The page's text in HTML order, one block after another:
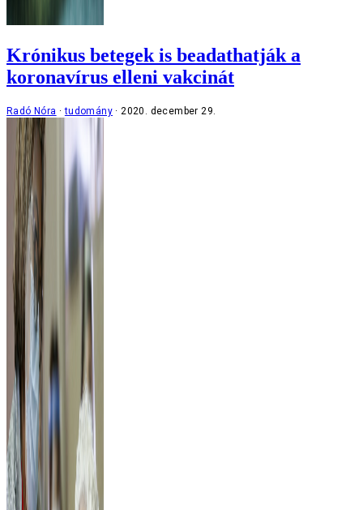
Krónikus betegek is beadathatják a
koronavírus elleni vakcinát
Radó Nóra tudomány 2020. december 29.